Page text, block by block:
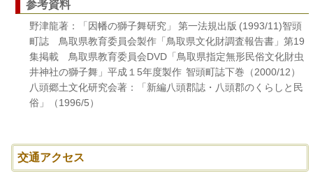
参考資料
野津龍著：「因幡の獅子舞研究」 第一法規出版 (1993/11)智頭
町誌 鳥取県教育委員会製作「鳥取県文化財調査報告書」第19
集掲載 鳥取県教育委員会DVD「鳥取県指定無形民俗文化財虫
井神社の獅子舞」平成１5年度製作 智頭町誌下巻（2000/12）
八頭郷土文化研究会著：「新編八頭郡誌・八頭郡のくらしと民
俗」（1996/5）
交通アクセス